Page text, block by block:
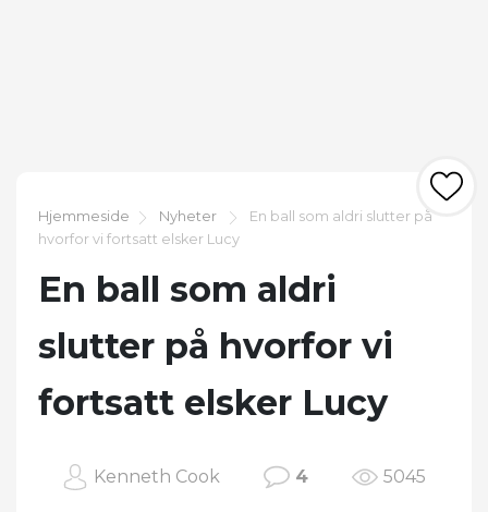
Hjemmeside Nyheter
En ball som aldri slutter på
hvorfor vi fortsatt elsker Lucy
En ball som aldri
slutter på hvorfor vi
fortsatt elsker Lucy
Kenneth Cook 4 5045